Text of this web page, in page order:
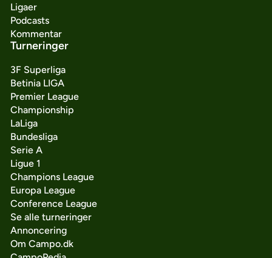
Ligaer
Podcasts
Kommentar
Turneringer
3F Superliga
Betinia LIGA
Premier League
Championship
LaLiga
Bundesliga
Serie A
Ligue 1
Champions League
Europa League
Conference League
Se alle turneringer
Annoncering
Om Campo.dk